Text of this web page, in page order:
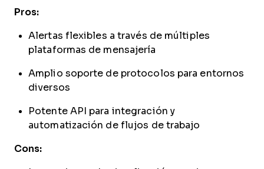
Pros:
Alertas flexibles a través de múltiples
plataformas de mensajería
Amplio soporte de protocolos para entornos
diversos
Potente API para integración y
automatización de flujos de trabajo
Cons: